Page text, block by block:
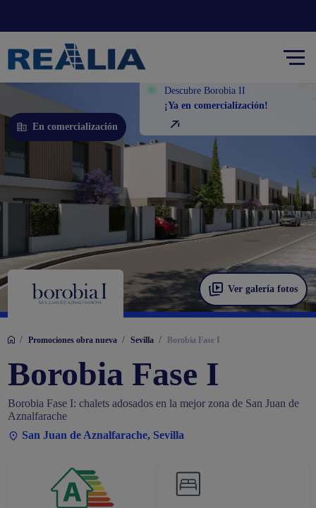
Descubre Borobia II
¡Ya en comercialización!
Ver galería fotos
En comercialización
/ Promociones obra nueva / Sevilla / Borobia Fase I
Borobia Fase I
Borobia Fase I: chalets adosados en la mejor zona de San Juan de
Aznalfarache
San Juan de Aznalfarache, Sevilla